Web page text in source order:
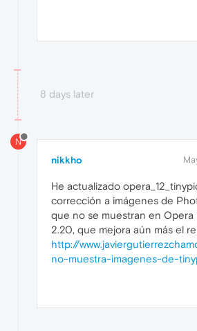
8 days later
N
nikkho
He actualizado
corrección a imágenes de
que no se muestran en Opera
2.20, que mejora aún más el
http://
no-muestra-imagenes-de-